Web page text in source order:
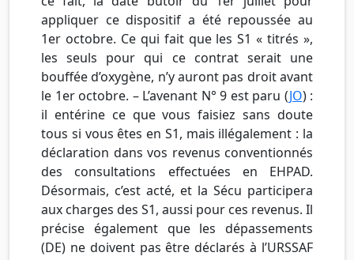
appliquer ce dispositif a été repoussée au
1er octobre. Ce qui fait que les S1 « titrés »,
les seuls pour qui ce contrat serait une
bouffée d’oxygène, n’y auront pas droit avant
le 1er octobre. – L’avenant N° 9 est paru (JO) :
il entérine ce que vous faisiez sans doute
tous si vous êtes en S1, mais illégalement : la
déclaration dans vos revenus conventionnés
des consultations effectuées en EHPAD.
Désormais, c’est acté, et la Sécu participera
aux charges des S1, aussi pour ces revenus. Il
précise également que les dépassements
(DE) ne doivent pas être déclarés à l’URSSAF